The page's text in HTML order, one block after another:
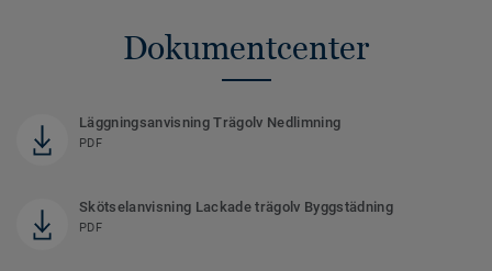
Dokumentcenter
Läggningsanvisning Trägolv Nedlimning
PDF
Skötselanvisning Lackade trägolv Byggstädning
PDF